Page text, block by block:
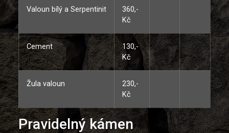
Valoun bílý a Serpentinit
360,-
Kč
Cement
130,-
Kč
Žula valoun
230,-
Kč
Pravidelný kámen